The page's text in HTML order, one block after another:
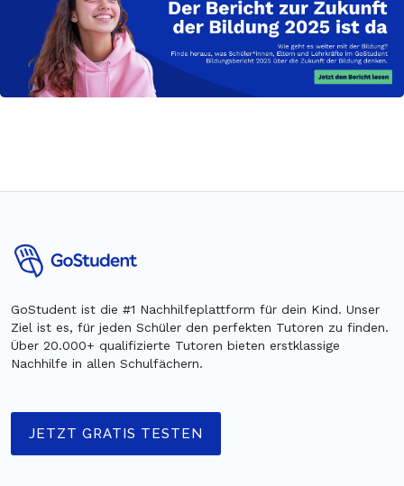
GoStudent ist die #1 Nachhilfeplattform für dein Kind. Unser
Ziel ist es, für jeden Schüler den perfekten Tutoren zu finden.
Über 20.000+ qualifizierte Tutoren bieten erstklassige
Nachhilfe in allen Schulfächern.
JETZT GRATIS TESTEN